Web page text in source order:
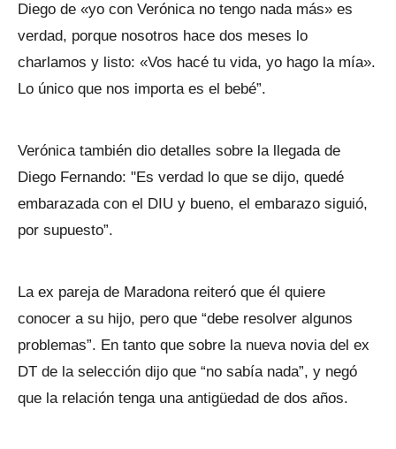
Diego de «yo con Verónica no tengo nada más» es
verdad, porque nosotros hace dos meses lo
charlamos y listo: «Vos hacé tu vida, yo hago la mía».
Lo único que nos importa es el bebé”.
Verónica también dio detalles sobre la llegada de
Diego Fernando: "Es verdad lo que se dijo, quedé
embarazada con el DIU y bueno, el embarazo siguió,
por supuesto”.
La ex pareja de Maradona reiteró que él quiere
conocer a su hijo, pero que “debe resolver algunos
problemas”. En tanto que sobre la nueva novia del ex
DT de la selección dijo que “no sabía nada”, y negó
que la relación tenga una antigüedad de dos años.